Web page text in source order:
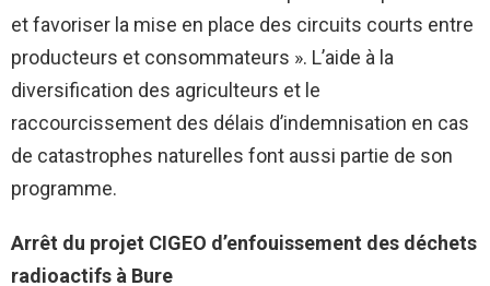
et favoriser la mise en place des circuits courts entre
producteurs et consommateurs ». L’aide à la
diversification des agriculteurs et le
raccourcissement des délais d’indemnisation en cas
de catastrophes naturelles font aussi partie de son
programme.
Arrêt du projet CIGEO d’enfouissement des déchets
radioactifs à Bure